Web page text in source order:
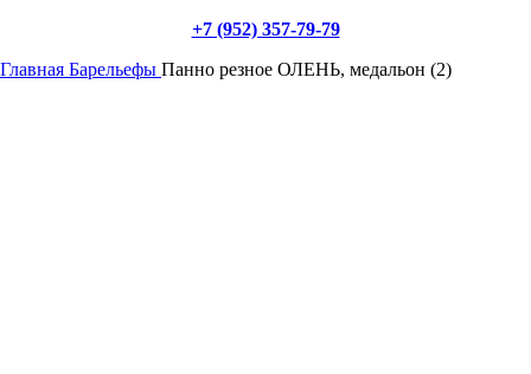
+7 (952) 357-79-79
Главная Барельефы Панно резное ОЛЕНЬ, медальон (2)